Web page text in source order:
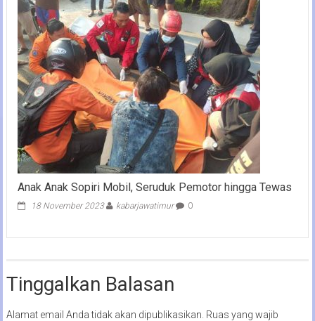
Anak Anak Sopiri Mobil, Seruduk Pemotor hingga Tewas
18 November 2023 kabarjawatimur 0
Tinggalkan Balasan
Alamat email Anda tidak akan dipublikasikan. Ruas yang wajib